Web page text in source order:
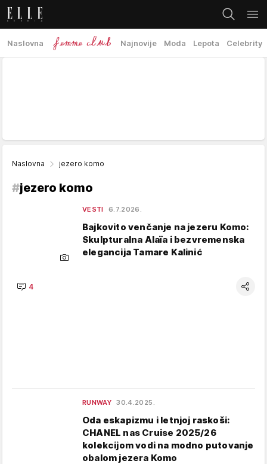
Naslovna Najnovije Moda Lepota Celebrity
Naslovna jezero komo
#jezero komo
VESTI 6.7.2026.
Bajkovito venčanje na jezeru Komo:
Skulpturalna Alaïa i bezvremenska
elegancija Tamare Kalinić
4
RUNWAY 30.4.2025.
Oda eskapizmu i letnjoj raskoši:
CHANEL nas Cruise 2025/26
kolekcijom vodi na modno putovanje
obalom jezera Komo